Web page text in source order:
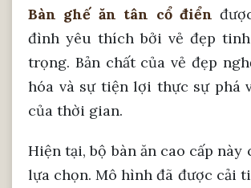
Bàn ghế ăn tân cổ điển
đình yêu thích bởi vẻ đẹp
trọng. Bản chất của vẻ đẹp
hóa và sự tiện lợi thực sự phá
của thời gian.
Hiện tại, bộ bàn ăn cao cấp này
lựa chọn. Mô hình đã được cải